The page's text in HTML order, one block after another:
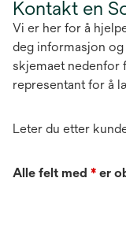
Kontakt en
Vi er her for å
deg informasjon og
skjemaet nedenfor
representant for å
Leter du etter
Alle felt med * er